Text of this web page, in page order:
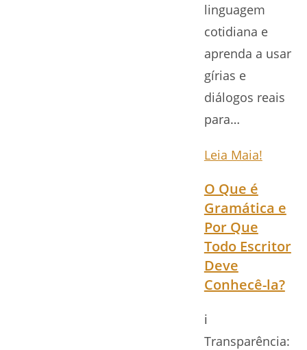
linguagem
cotidiana e
aprenda a usar
gírias e
diálogos reais
para…
Leia Maia!
O Que é
Gramática e
Por Que
Todo Escritor
Deve
Conhecê-la?
ℹ️
Transparência: